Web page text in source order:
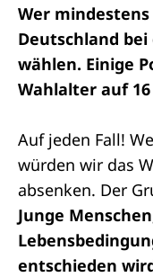
Wer
Deutschland
wählen. Einige
Wahlalter auf
Auf jeden Fall!
würden wir das
absenken. Der
Junge
entschieden